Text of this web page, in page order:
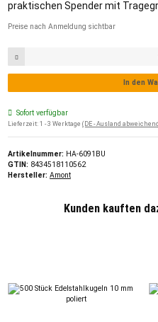
praktischen Spender mit
Preise nach Anmeldung sichtbar
In den
Sofort verfügbar
Lieferzeit: 1 - 3 Werktage (DE - Ausland
Artikelnummer: HA-6091BU
GTIN: 8434518110562
Hersteller: Amont
Kunden kauften